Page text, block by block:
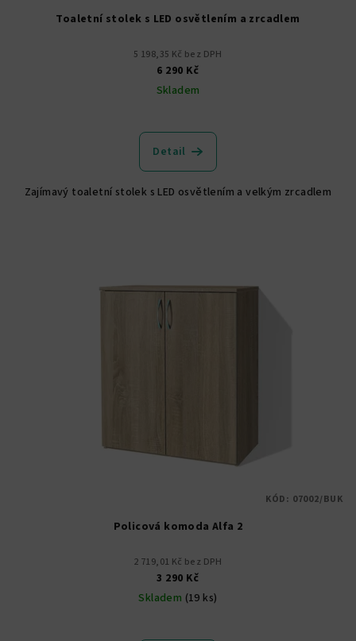
Toaletní stolek s LED osvětlením a zrcadlem
5 198,35 Kč bez DPH
6 290 Kč
Skladem
Detail
Zajímavý toaletní stolek s LED osvětlením a velkým zrcadlem
Policová komoda Alfa 2
2 719,01 Kč bez DPH
3 290 Kč
Skladem (19 ks)
KÓD: 07002/BUK